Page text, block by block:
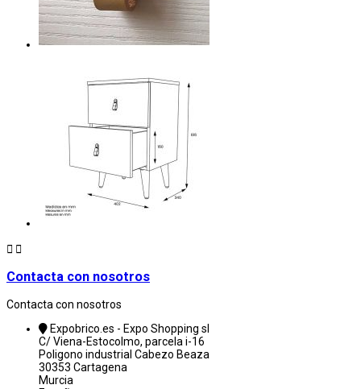
 
Contacta con nosotros
Contacta con nosotros
Expobrico.es - Expo Shopping sl
C/ Viena-Estocolmo, parcela i-16
Poligono industrial Cabezo Beaza
30353 Cartagena
Murcia